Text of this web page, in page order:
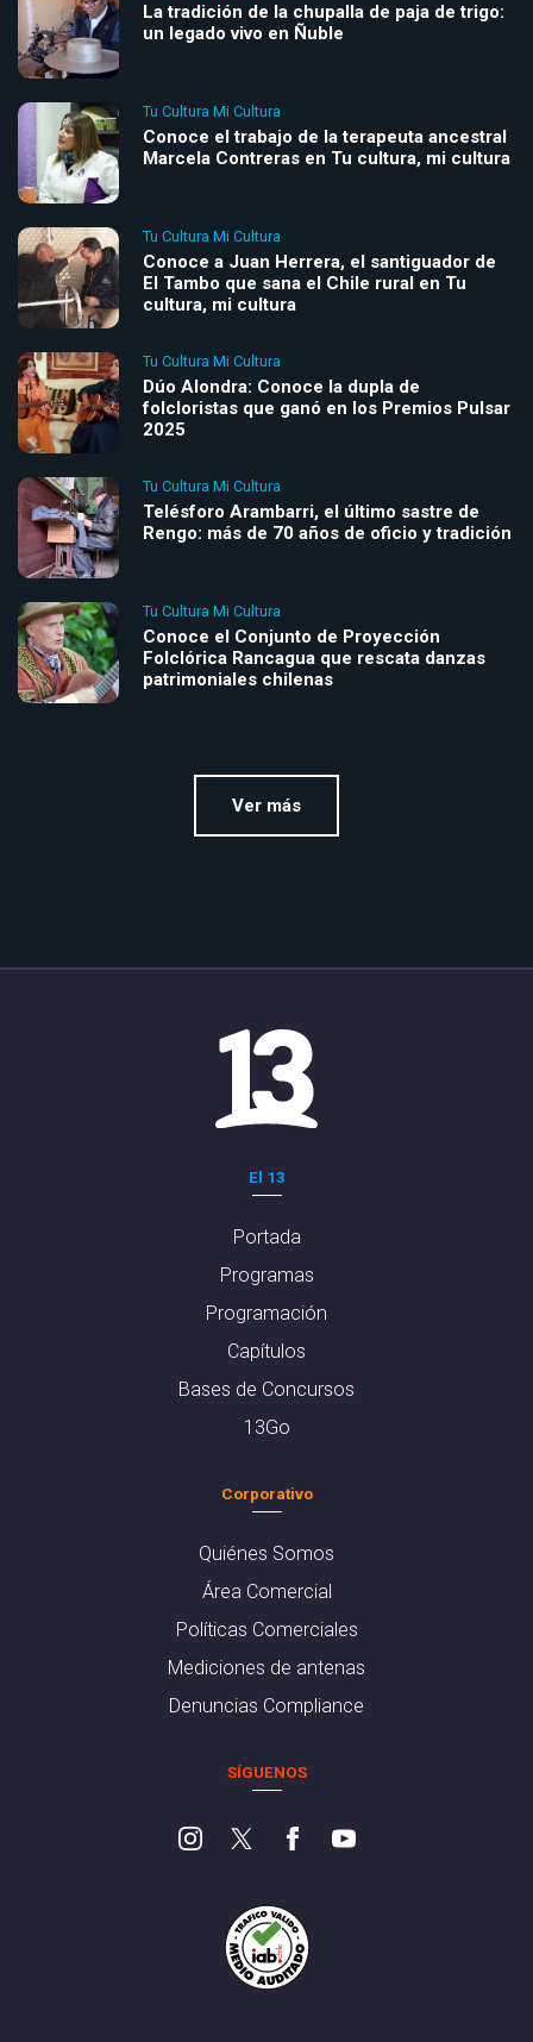
La tradición de la chupalla de paja de trigo:
un legado vivo en Ñuble
Tu Cultura Mi Cultura
Conoce el trabajo de la terapeuta ancestral
Marcela Contreras en Tu cultura, mi cultura
Tu Cultura Mi Cultura
Conoce a Juan Herrera, el santiguador de
El Tambo que sana el Chile rural en Tu
cultura, mi cultura
Tu Cultura Mi Cultura
Dúo Alondra: Conoce la dupla de
folcloristas que ganó en los Premios Pulsar
2025
Tu Cultura Mi Cultura
Telésforo Arambarri, el último sastre de
Rengo: más de 70 años de oficio y tradición
Tu Cultura Mi Cultura
Conoce el Conjunto de Proyección
Folclórica Rancagua que rescata danzas
patrimoniales chilenas
Ver más
El 13
Portada
Programas
Programación
Capítulos
Bases de Concursos
13Go
Corporativo
Quiénes Somos
Área Comercial
Políticas Comerciales
Mediciones de antenas
Denuncias Compliance
SÍGUENOS